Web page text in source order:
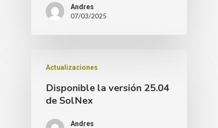
Andres
07/03/2025
Actualizaciones
Disponible la versión 25.04
de SolNex
Andres